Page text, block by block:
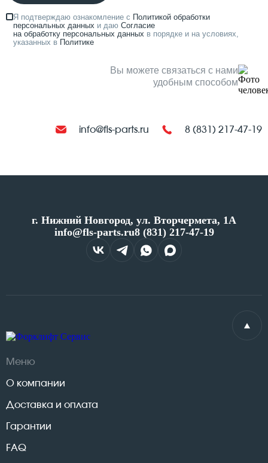
Я подтверждаю ознакомление с Политикой обработки
персональных данных и даю Согласие
на обработку персональных данных в порядке и на условиях,
указанных в Политике
Вы можете связаться с нами
удобным способом
info@fls-parts.ru 8 (831) 217-47-19
г. Нижний Новгород, ул. Вторчермета, 1А
info@fls-parts.ru8 (831) 217-47-19
Меню
О компании
Доставка и оплата
Гарантии
FAQ